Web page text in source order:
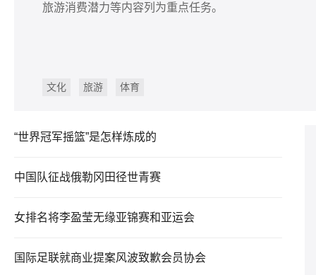
旅游消费潜力等内容列为重点任务。
文化 旅游 体育
“世界冠军摇篮”是怎样炼成的
中国队征战俄勒冈田径世青赛
女排名将李盈莹无缘亚锦赛和亚运会
国际足联就商业提案风波致歉会员协会